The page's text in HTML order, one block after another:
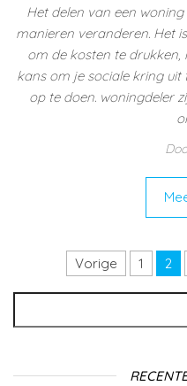
Het delen van een
manieren veranderen. Het
om de kosten te
kans om je sociale kring
op te doen. woningdeler
Berichten
Vorige 1 2